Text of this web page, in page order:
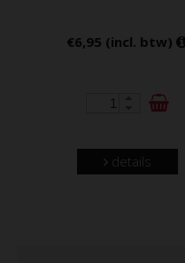
€6,95 (incl. btw)
details